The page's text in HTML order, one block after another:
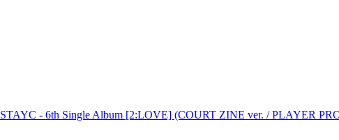
STAYC - 6th Single Album [2:LOVE] (COURT ZINE ver. / PLAYER